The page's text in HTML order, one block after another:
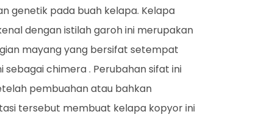
genetik pada buah kelapa. Kelapa
dengan istilah garoh ini merupakan
mayang yang bersifat setempat
chimera . Perubahan sifat ini
pembuahan atau bahkan
tersebut membuat kelapa kopyor ini